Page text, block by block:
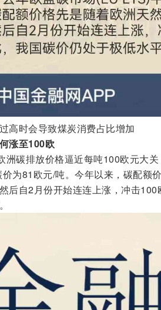
高时会导致煤炭消费占比增加
涨至100欧
洲碳排放价格逼近每吨100欧元大
为81欧元/吨。今年以来，碳配额
后自2月份开始连连上涨，冲击